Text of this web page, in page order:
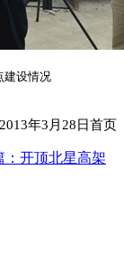
建设情况
年3月28日首页
：开顶北星高架